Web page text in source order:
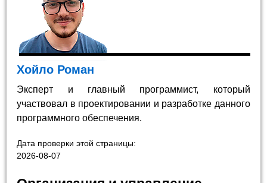
Хойло Роман
Эксперт и главный программист, который
участвовал в проектировании и разработке данного
программного обеспечения.
Дата проверки этой страницы:
2026-08-07